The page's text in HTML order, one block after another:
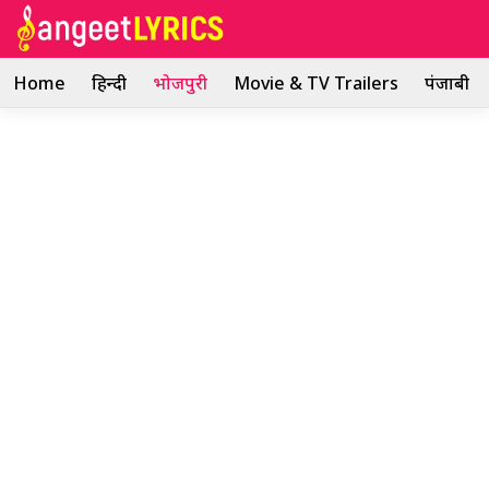
Skip
Home हिन्दी भोजपुरी Movie & TV Trailers पंजाबी